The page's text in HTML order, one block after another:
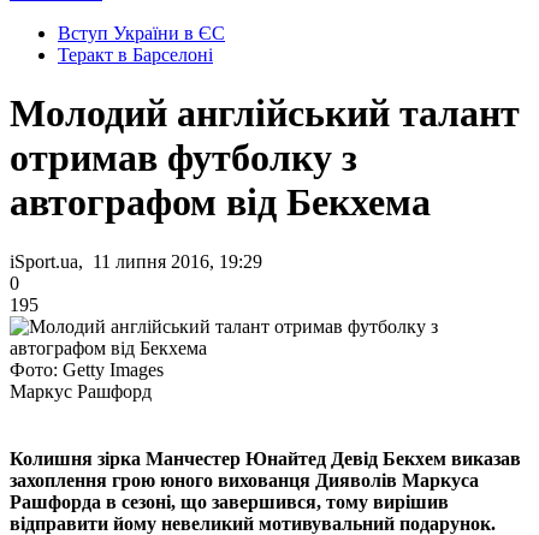
Вступ України в ЄС
Теракт в Барселоні
Молодий англійський талант
отримав футболку з
автографом від Бекхема
iSport.ua, 11 липня 2016, 19:29
0
195
Фото: Getty Images
Маркус Рашфорд
Колишня зірка Манчестер Юнайтед Девід Бекхем виказав
захоплення грою юного вихованця Дияволів Маркуса
Рашфорда в сезоні, що завершився, тому вирішив
відправити йому невеликий мотивувальний подарунок.